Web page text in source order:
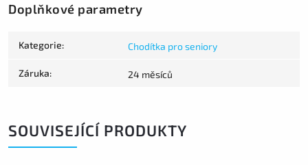
Doplňkové parametry
Kategorie: Chodítka pro seniory
Záruka: 24 měsíců
SOUVISEJÍCÍ PRODUKTY